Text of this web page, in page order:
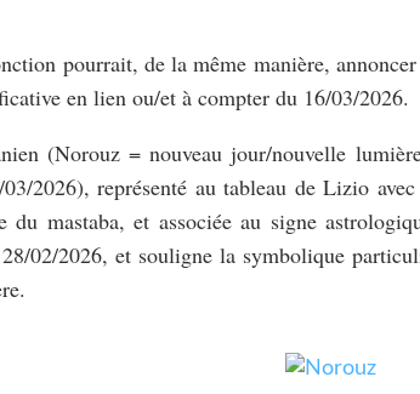
pourrait, de la même manière,
en lien ou/et à compter du 16/03/2026.
(Norouz = nouveau jour/nouvelle
2026), représenté au tableau de Lizio
du mastaba, et associée au signe
02/2026, et souligne la symbolique